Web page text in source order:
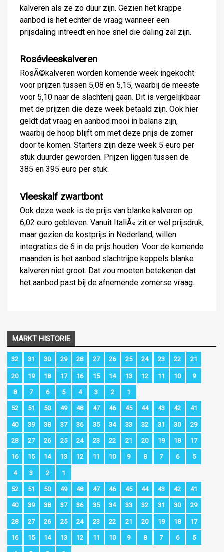
kalveren als ze zo duur zijn. Gezien het krappe
aanbod is het echter de vraag wanneer een
prijsdaling intreedt en hoe snel die daling zal zijn.
Rosévleeskalveren
RosÃ©kalveren worden komende week ingekocht
voor prijzen tussen 5,08 en 5,15, waarbij de meeste
voor 5,10 naar de slachterij gaan. Dit is vergelijkbaar
met de prijzen die deze week betaald zijn. Ook hier
geldt dat vraag en aanbod mooi in balans zijn,
waarbij de hoop blijft om met deze prijs de zomer
door te komen. Starters zijn deze week 5 euro per
stuk duurder geworden. Prijzen liggen tussen de
385 en 395 euro per stuk.
Vleeskalf zwartbont
Ook deze week is de prijs van blanke kalveren op
6,02 euro gebleven. Vanuit ItaliÃ« zit er wel prijsdruk,
maar gezien de kostprijs in Nederland, willen
integraties de 6 in de prijs houden. Voor de komende
maanden is het aanbod slachtrijpe koppels blanke
kalveren niet groot. Dat zou moeten betekenen dat
het aanbod past bij de afnemende zomerse vraag.
MARKT HISTORIE
32 31 30 29 28 27 26 25 24 23 22 21
20 19 18 17 16 15 14 13 12 11 10 9
8 7 6 5 4 3 2 1
52 51 50 49 48 47 46 45 44 43 42 41
40 39 38 37 36 35 34 33 32 31 30 29
28 27 26 25 24 23 22 21 20 19 18 17
16 15 14 13 12 11 10 9 8 7 6 5
4 3 2 1
52 51 50 49 48 47 46 45 44 43 42 41
40 39 38 37 36 35 34 33 32 31 30 29
28 27 26 25 24 23 22 21 20 19 18 17
16 15 14 13 12 11 10 9 8 7 6 5